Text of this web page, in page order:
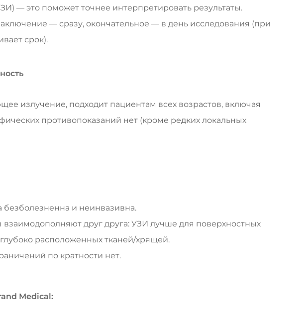
— это поможет точнее интерпретировать результаты.
— сразу, окончательное — в день исследования (при
срок).
излучение, подходит пациентам всех возрастов, включая
противопоказаний нет (кроме редких локальных
безболезненна и неинвазивна.
друг друга: УЗИ лучше для поверхностных
расположенных тканей/хрящей.
по кратности нет.
Medical: